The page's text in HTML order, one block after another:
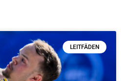
LEITFÄDEN